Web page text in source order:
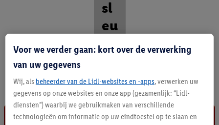
sl
eu
t
d
e
a
Voor we verder gaan: kort over de verwerking
van uw gegevens
Wij, als beheerder van de Lidl-websites en -apps, verwerken uw
gegevens op onze websites en onze app (gezamenlijk: “Lidl-
diensten”) waarbij we gebruikmaken van verschillende
technologieën om informatie op uw eindtoestel op te slaan en